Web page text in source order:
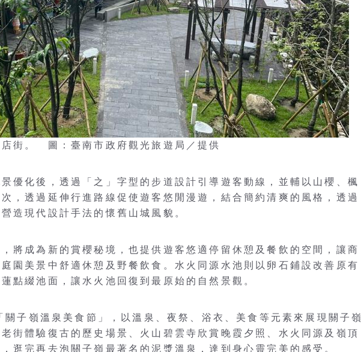
街。 圖：臺南市政府觀光旅遊局／提供
優化後，透過「之」字型的步道設計引導遊客動線，並輔以山櫻、楓
，透過延伸行進路線促使遊客悠閒漫遊，結合簡約清爽的風格，透過
造現代設計手法的懷舊山城風貌。
將成為新的賞櫻秘境，也提供遊客悠適停留休憩及餐飲的空間，讓商
園美景中舒適休憩及野餐飲食。水火同源水池則以卵石鋪設改善原有
點綴池面，讓水火池回復到最原始的自然景觀。
關子嶺溫泉美食節」，以溫泉、夜祭、浴衣、美食等元素來展現關子嶺
街體驗復古的歷史場景、火山碧雲寺欣賞晚霞夕照、水火同源及嶺頂
逛完再去泡關子嶺最著名的泥漿溫泉，達到身心靈完美的感受。